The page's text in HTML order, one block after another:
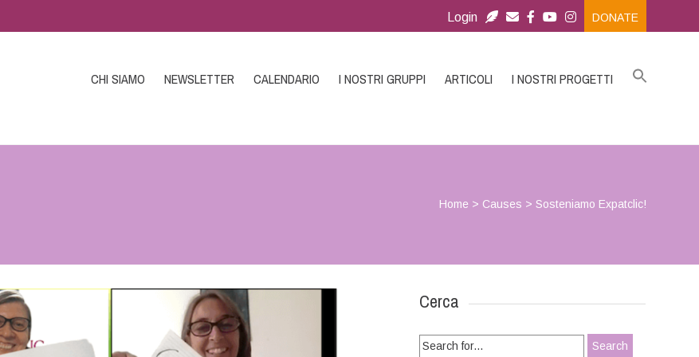
Login DONATE
CHI SIAMO NEWSLETTER CALENDARIO I NOSTRI GRUPPI ARTICOLI I NOSTRI PROGETTI
Home > Causes > Sosteniamo Expatclic!
Cerca
Search